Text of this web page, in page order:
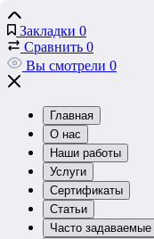
Закладки 0
Сравнить 0
Вы смотрели 0
Главная
О нас
Наши работы
Услуги
Сертификаты
Статьи
Часто